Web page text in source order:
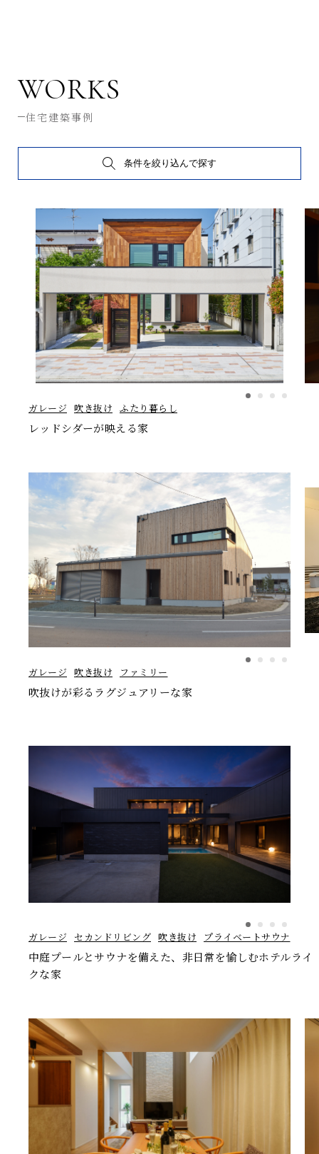
WORKS
住宅建築事例
条件を絞り込んで探す
ガレージ 吹き抜け ふたり暮らし
レッドシダーが映える家
ガレージ 吹き抜け ファミリー
吹抜けが彩るラグジュアリーな家
ガレージ セカンドリビング 吹き抜け プライベートサウナ
中庭プールとサウナを備えた、非日常を愉しむホテルライ
クな家